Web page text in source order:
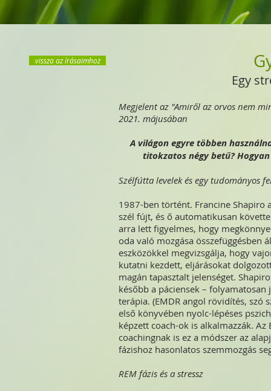
vissza az írásaimhoz
Egy
Megjelent az "Amiről az orvos nem
2021. májusában
A világon egyre többen
titokzatos négy betű?
Szélfútta levelek és egy tudományos
1987-ben történt. Francine Shapiro
szél fújt, és ő automatikusan
arra lett figyelmes, hogy
oda való mozgása összefüggésben
eszközökkel megvizsgálja, hogy
kutatni kezdett, eljárásokat
magán tapasztalt jelenséget.
később a páciensek – folyamatosan
terápia. (EMDR angol rövidítés, szó
első könyvében nyolc-lépéses
képzett coach-ok is alkalmazzák.
coachingnak is ez a módszer az
fázishoz hasonlatos szemmozgás
REM fázis és a stressz